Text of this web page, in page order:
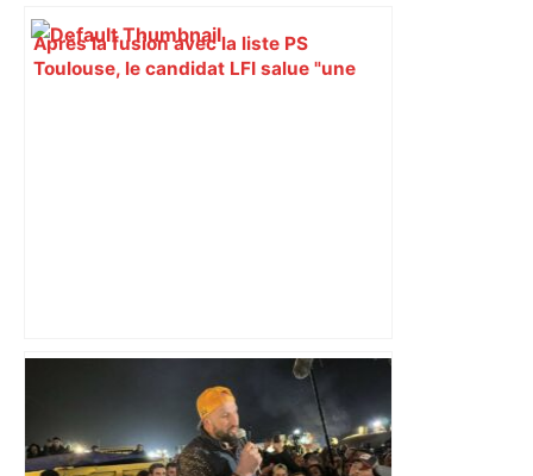
Après la fusion avec la liste PS
Toulouse, le candidat LFI salue "une
ENTRETIEN. Municipales 2026 à
Toulouse : sous le feu des critiques,
Briançon assume son alliance avec
Piquemal, "ce n’est pas un accord de